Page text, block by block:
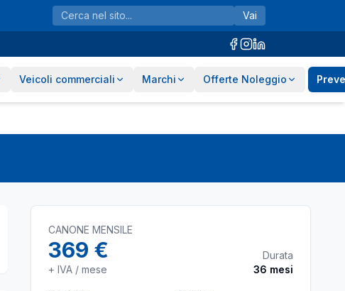
Vai
Veicoli commerciali Marchi Offerte Noleggio
CANONE MENSILE
369 €
+ IVA / mese
Durata
36 mesi